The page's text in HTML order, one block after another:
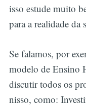
isso estude muito
para a realidade da
Se falamos, por
modelo de Ensino
discutir todos os
nisso, como: